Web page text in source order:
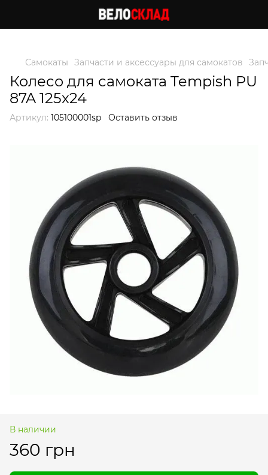
Самокаты Запчасти и аксессуары для самокатов
Колесо для самоката Tempish PU
87A 125x24
Артикул: 105100001sp Оставить отзыв
В наличии
360 грн